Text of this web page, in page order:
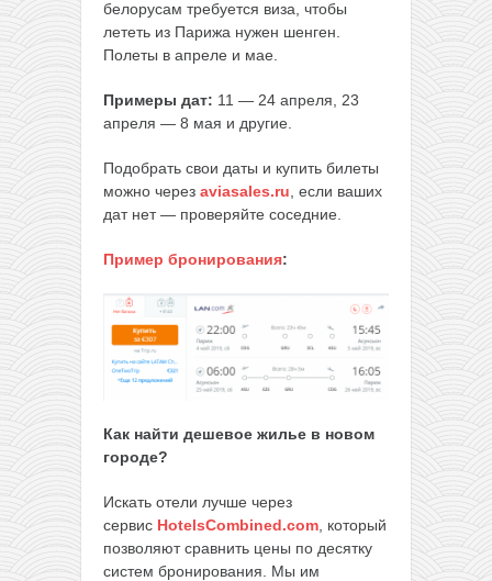
белорусам требуется виза, чтобы
лететь из Парижа нужен шенген.
Полеты в апреле и мае.
Примеры дат: 11 — 24 апреля, 23
апреля — 8 мая и другие.
Подобрать свои даты и купить билеты
можно через aviasales.ru, если ваших
дат нет — проверяйте соседние.
Пример бронирования:
Как найти дешевое жилье в новом
городе?
Искать отели лучше через
сервис HotelsCombined.com , который
позволяют сравнить цены по десятку
систем бронирования. Мы им